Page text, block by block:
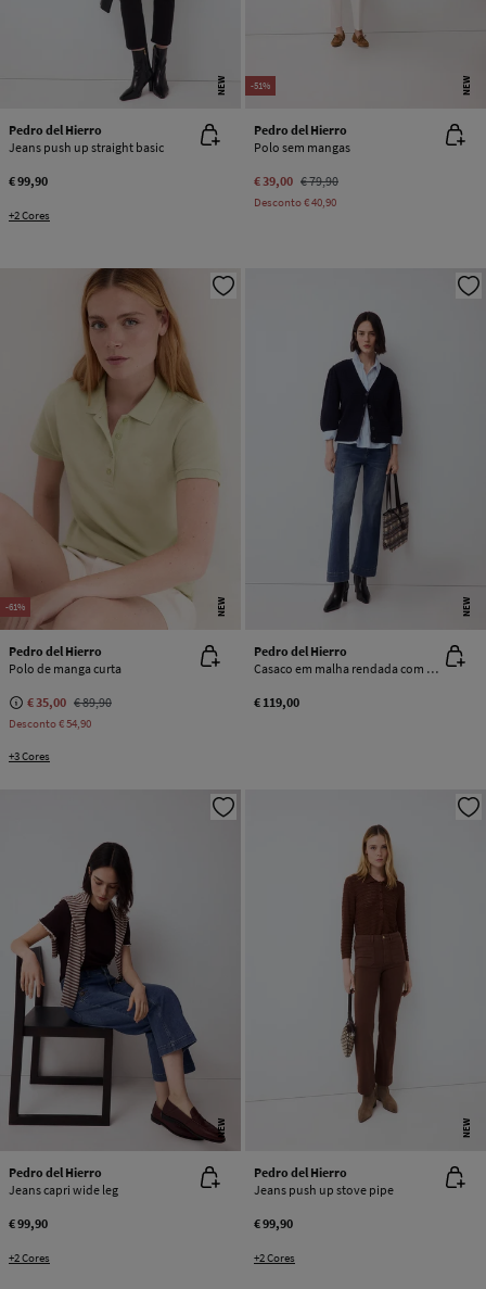
NEW
Pedro del Hierro
Jeans push up straight basic
€ 99,90
+2 Cores
-51% NEW
Pedro del Hierro
Polo sem mangas
€ 39,00 € 79,90
Desconto€ 40,90
-61% NEW
Pedro del Hierro
Polo de manga curta
€ 35,00 € 89,90
Desconto€ 54,90
+3 Cores
NEW
Pedro del Hierro
Casaco em malha rendada com manga balão
€ 119,00
NEW
Pedro del Hierro
Jeans capri wide leg
€ 99,90
+2 Cores
NEW
Pedro del Hierro
Jeans push up stove pipe
€ 99,90
+2 Cores